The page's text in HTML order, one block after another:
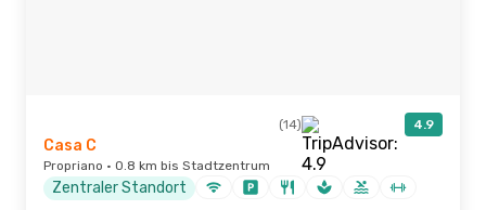
(14) 4.9
Casa C
Propriano · 0.8 km bis Stadtzentrum
Zentraler Standort